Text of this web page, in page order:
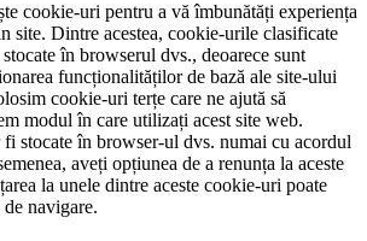
cookie-uri pentru a vă îmbunătăți experiența
site. Dintre acestea, cookie-urile clasificate
în browserul dvs., deoarece sunt
funcționalităților de bază ale site-ului
cookie-uri terțe care ne ajută să
modul în care utilizați acest site web.
stocate în browser-ul dvs. numai cu acordul
aveți opțiunea de a renunța la aceste
la unele dintre aceste cookie-uri poate
navigare.